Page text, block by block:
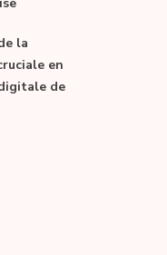
la
en
de